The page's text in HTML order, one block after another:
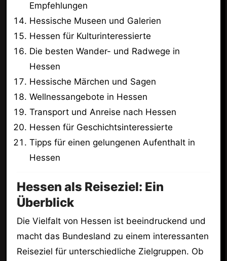
Empfehlungen
Hessische Museen und Galerien
Hessen für Kulturinteressierte
Die besten Wander- und Radwege in
Hessen
Hessische Märchen und Sagen
Wellnessangebote in Hessen
Transport und Anreise nach Hessen
Hessen für Geschichtsinteressierte
Tipps für einen gelungenen Aufenthalt in
Hessen
Hessen als Reiseziel: Ein
Überblick
Die Vielfalt von Hessen ist beeindruckend und
macht das Bundesland zu einem interessanten
Reiseziel für unterschiedliche Zielgruppen. Ob